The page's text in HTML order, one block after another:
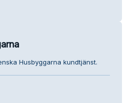
Husbyggarna kundtjänst.